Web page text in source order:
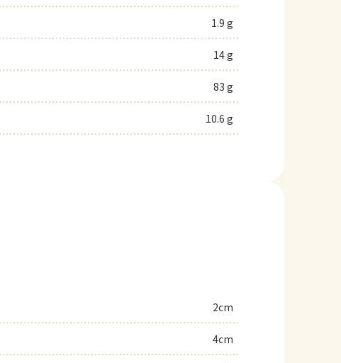
1.9 g
14 g
83 g
10.6 g
2cm
4cm